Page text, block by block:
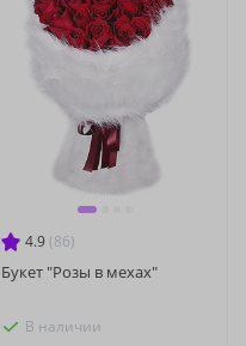
4.9 (86)
Букет "Розы в мехах"
В наличии